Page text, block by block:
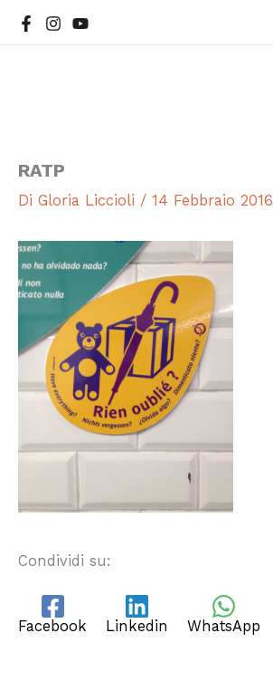
RATP
Di Gloria Liccioli / 14 Febbraio 2016
Condividi su:
Facebook Linkedin WhatsApp